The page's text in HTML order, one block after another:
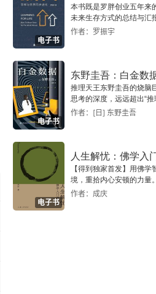
电子书
本书既是罗胖创业五年来
未来生存方式的总结与汇
作者：罗振宇
电子书
东野圭吾：白金数
推理天王东野圭吾的烧脑
思考的深度，远远超出“推
作者：[日] 东野圭吾
电子书
人生解忧：佛学入
【得到独家首发】用佛
境，重拾内心安顿的力量。
作者：成庆